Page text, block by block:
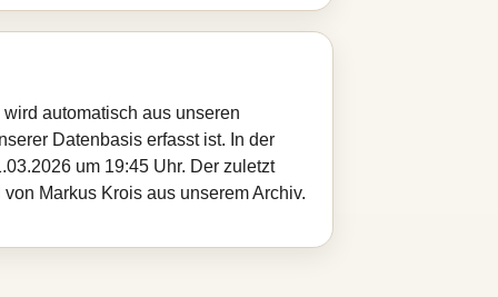
automatisch aus unseren
Datenbasis erfasst ist. In der
um 19:45 Uhr. Der zuletzt
Markus Krois aus unserem Archiv.